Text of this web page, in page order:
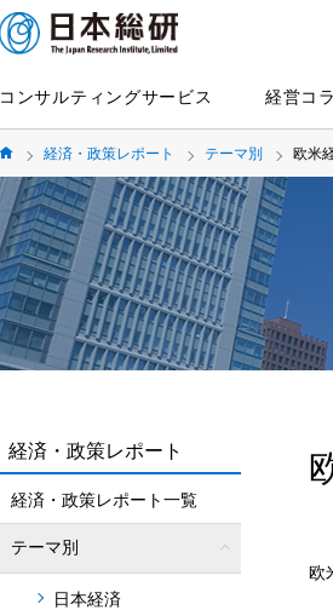
コンサルティングサービス 経営コ
経済・政策レポート テーマ別 欧米
欧
経済・政策レポート
経済・政策レポート一覧
テーマ別
日本経済